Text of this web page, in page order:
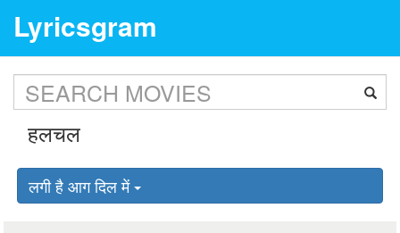
Lyricsgram
लगी है आग दिल में